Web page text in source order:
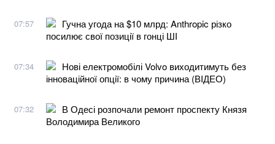
07:57
Гучна угода на $10 млрд: Anthropic різко
посилює свої позиції в гонці ШІ
07:34
Нові електромобілі Volvo виходитимуть без
інноваційної опції: в чому причина (ВІДЕО)
07:32
В Одесі розпочали ремонт проспекту Князя
Володимира Великого